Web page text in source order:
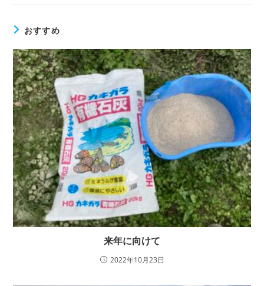
おすすめ
来年に向けて
2022年10月23日